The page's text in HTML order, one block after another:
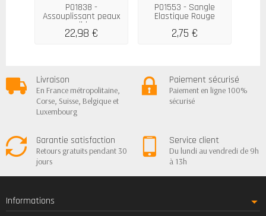
P01838 -
Assouplissant peaux
sensibles...
22,98 €
P01553 - Sangle
Elastique Rouge
2,75 €
Livraison
En France métropolitaine,
Corse, Suisse, Belgique et
Luxembourg
Paiement sécurisé
Paiement en ligne 100%
sécurisé
Garantie satisfaction
Retours gratuits pendant 30
jours
Service client
Du lundi au vendredi de 9h
à 13h
Informations